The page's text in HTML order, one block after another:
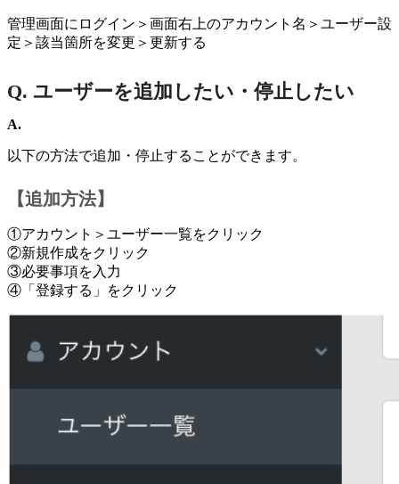
管理画面にログイン＞画面右上のアカウント名＞ユーザー設
定＞該当箇所を変更＞更新する
Q. ユーザーを追加したい・停止したい
A.
以下の方法で追加・停止することができます。
【追加方法】
①アカウント＞ユーザー一覧をクリック
②新規作成をクリック
③必要事項を入力
④「登録する」をクリック